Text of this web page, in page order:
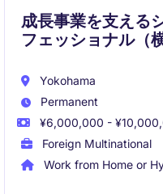
成長事業を支える
フェッショナル（
Yokohama
Permanent
¥6,000,000 -
Foreign Multinational
Work from Home or